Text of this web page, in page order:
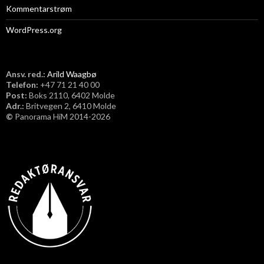
Kommentarstrøm
WordPress.org
Ansv. red.: Arild Waagbø
Telefon: ​+47 71 21 40 00
Post: Boks 2110, 6402 Molde
Adr.: Britvegen 2, 6410 Molde
© Panorama HiM 2014-2026